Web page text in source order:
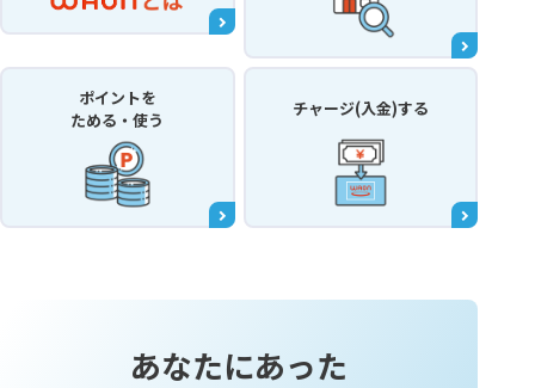
ポイントを
ためる・使う
チャージ(入金)する
あなたにあった